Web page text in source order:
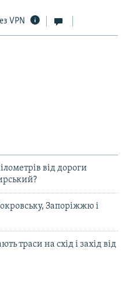
VPN
від дороги
Запоріжжю і
траси на схід і захід від